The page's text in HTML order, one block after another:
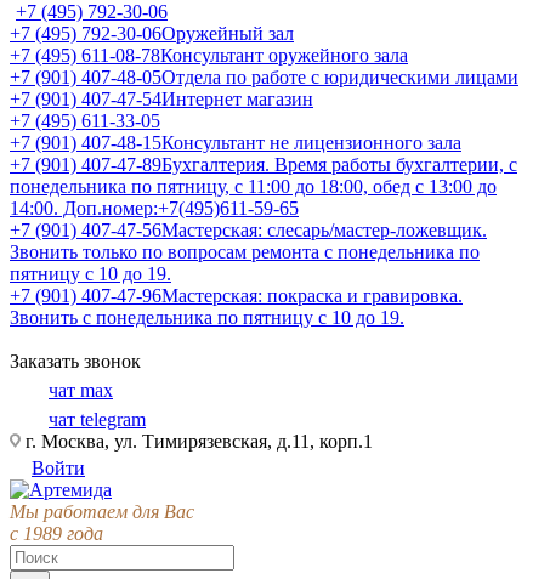
+7 (495) 792-30-06
+7 (495) 792-30-06Оружейный зал
+7 (495) 611-08-78Консультант оружейного зала
+7 (901) 407-48-05Отдела по работе с юридическими лицами
+7 (901) 407-47-54Интернет магазин
+7 (495) 611-33-05
+7 (901) 407-48-15Консультант не лицензионного зала
+7 (901) 407-47-89Бухгалтерия. Время работы бухгалтерии, с
понедельника по пятницу, с 11:00 до 18:00, обед с 13:00 до
14:00. Доп.номер:+7(495)611-59-65
+7 (901) 407-47-56Мастерская: слесарь/мастер-ложевщик.
Звонить только по вопросам ремонта с понедельника по
пятницу с 10 до 19.
+7 (901) 407-47-96Мастерская: покраска и гравировка.
Звонить с понедельника по пятницу с 10 до 19.
Заказать звонок
чат max
чат telegram
г. Москва, ул. Тимирязевская, д.11, корп.1
Войти
Мы работаем для Вас
с 1989 года